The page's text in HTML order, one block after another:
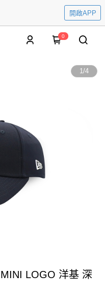
開啟APP
0
1/4
LOGO 洋基 深